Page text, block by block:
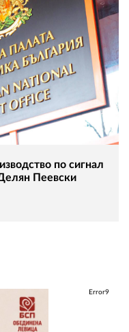
по сигнал
Пеевски
Error9